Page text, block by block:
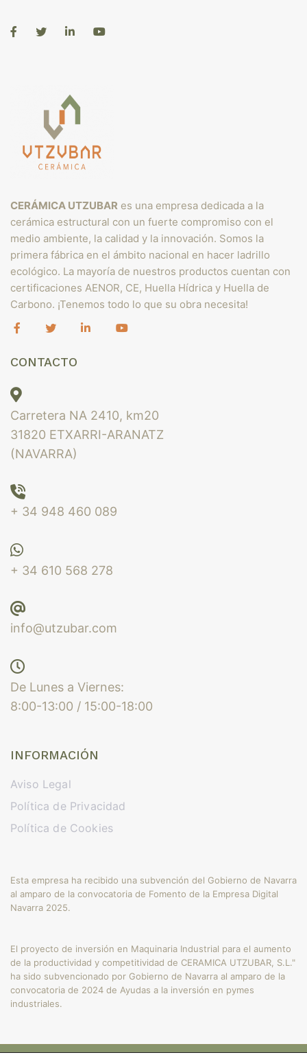
CERÁMICA UTZUBAR es una empresa dedicada a la
cerámica estructural con un fuerte compromiso con el
medio ambiente, la calidad y la innovación. Somos la
primera fábrica en el ámbito nacional en hacer ladrillo
ecológico. La mayoría de nuestros productos cuentan con
certificaciones AENOR, CE, Huella Hídrica y Huella de
Carbono. ¡Tenemos todo lo que su obra necesita!
CONTACTO
Carretera NA 2410, km20
31820 ETXARRI-ARANATZ
(NAVARRA)
+ 34 948 460 089
+ 34 610 568 278
info@utzubar.com
De Lunes a Viernes:
8:00-13:00 / 15:00-18:00
INFORMACIÓN
Aviso Legal
Política de Privacidad
Política de Cookies
Esta empresa ha recibido una subvención del Gobierno de Navarra
al amparo de la convocatoria de Fomento de la Empresa Digital
Navarra 2025.
El proyecto de inversión en Maquinaria Industrial para el aumento
de la productividad y competitividad de CERAMICA UTZUBAR, S.L."
ha sido subvencionado por Gobierno de Navarra al amparo de la
convocatoria de 2024 de Ayudas a la inversión en pymes
industriales.